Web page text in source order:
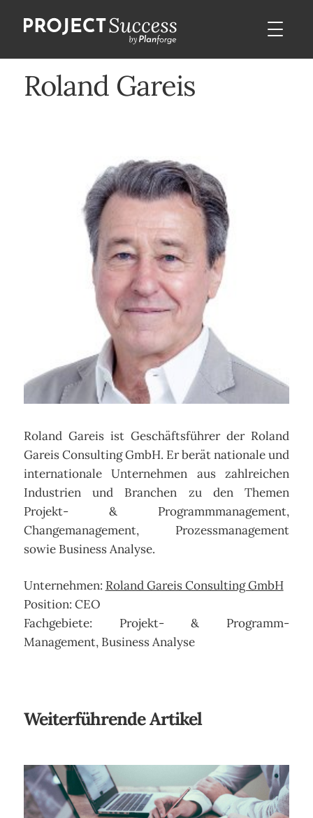
Roland Gareis
Roland Gareis ist Geschäftsführer der Roland
Gareis Consulting GmbH. Er berät nationale und
internationale Unternehmen aus zahlreichen
Industrien und Branchen zu den Themen
Projekt- & Programmmanagement,
Changemanagement, Prozessmanagement
sowie Business Analyse.
Unternehmen: Roland Gareis Consulting GmbH
Position: CEO
Fachgebiete: Projekt- & Programm-
Management, Business Analyse
Weiterführende Artikel